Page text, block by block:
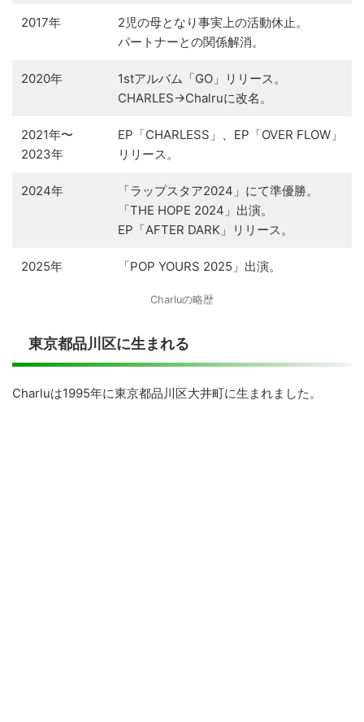
2017年
2児の母となり事実上の活動休止。
パートナーとの関係解消。
2020年
1stアルバム「GO」リリース。
CHARLES→Chalruに改名。
2021年〜
2023年
EP「CHARLESS」、EP「OVER FLOW」
リリース。
2024年
「ラップスタア2024」にて準優勝。
「THE HOPE 2024」出演。
EP「AFTER DARK」リリース。
2025年 「POP YOURS 2025」出演。
Charluの略歴
東京都品川区に生まれる
Charluは1995年に東京都品川区大井町に生まれました。